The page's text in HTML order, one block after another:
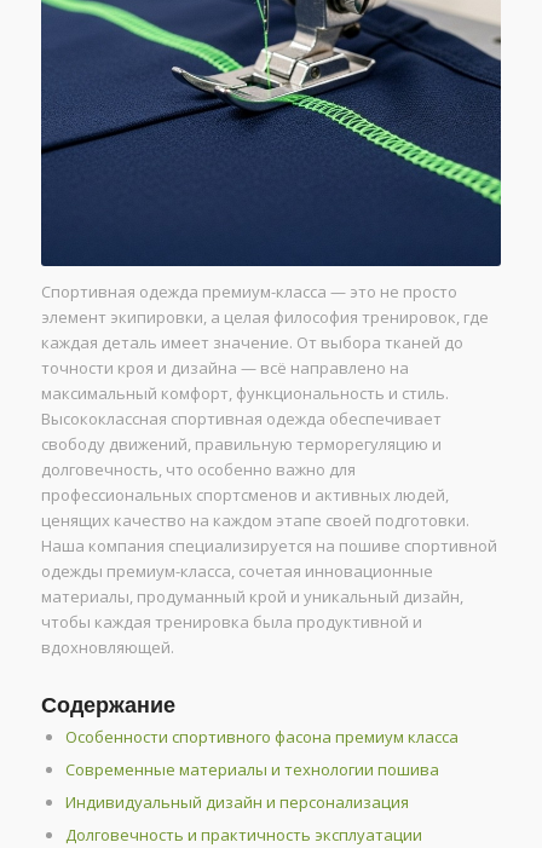
Спортивная одежда премиум-класса — это не просто
элемент экипировки, а целая философия тренировок, где
каждая деталь имеет значение. От выбора тканей до
точности кроя и дизайна — всё направлено на
максимальный комфорт, функциональность и стиль.
Высококлассная спортивная одежда обеспечивает
свободу движений, правильную терморегуляцию и
долговечность, что особенно важно для
профессиональных спортсменов и активных людей,
ценящих качество на каждом этапе своей подготовки.
Наша компания специализируется на пошиве спортивной
одежды премиум-класса, сочетая инновационные
материалы, продуманный крой и уникальный дизайн,
чтобы каждая тренировка была продуктивной и
вдохновляющей.
Содержание
Особенности спортивного фасона премиум класса
Современные материалы и технологии пошива
Индивидуальный дизайн и персонализация
Долговечность и практичность эксплуатации